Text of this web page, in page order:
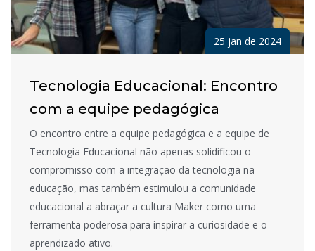
25 jan de 2024
Tecnologia Educacional: Encontro
com a equipe pedagógica
O encontro entre a equipe pedagógica e a equipe de
Tecnologia Educacional não apenas solidificou o
compromisso com a integração da tecnologia na
educação, mas também estimulou a comunidade
educacional a abraçar a cultura Maker como uma
ferramenta poderosa para inspirar a curiosidade e o
aprendizado ativo.